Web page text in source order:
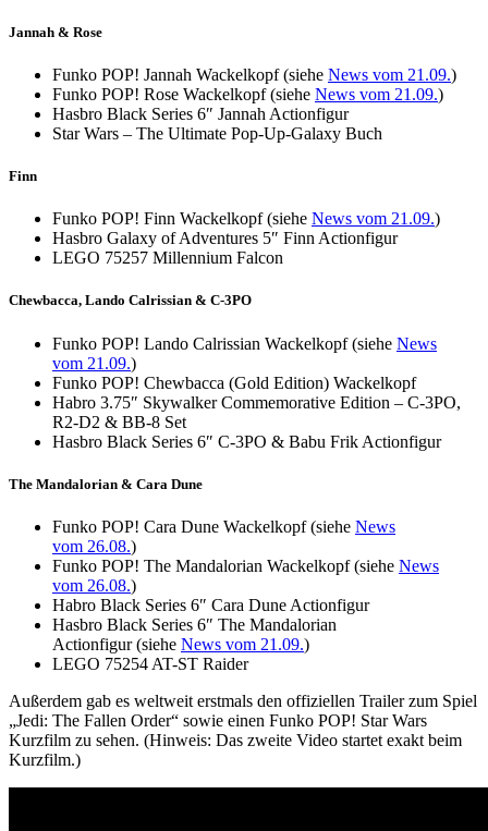
Jannah & Rose
Funko POP! Jannah Wackelkopf (siehe News vom 21.09.)
Funko POP! Rose Wackelkopf (siehe News vom 21.09.)
Hasbro Black Series 6″ Jannah Actionfigur
Star Wars – The Ultimate Pop-Up-Galaxy Buch
Finn
Funko POP! Finn Wackelkopf (siehe News vom 21.09.)
Hasbro Galaxy of Adventures 5″ Finn Actionfigur
LEGO 75257 Millennium Falcon
Chewbacca, Lando Calrissian & C-3PO
Funko POP! Lando Calrissian Wackelkopf (siehe News
vom 21.09.)
Funko POP! Chewbacca (Gold Edition) Wackelkopf
Habro 3.75″ Skywalker Commemorative Edition – C-3PO,
R2-D2 & BB-8 Set
Hasbro Black Series 6″ C-3PO & Babu Frik Actionfigur
The Mandalorian & Cara Dune
Funko POP! Cara Dune Wackelkopf (siehe News
vom 26.08.)
Funko POP! The Mandalorian Wackelkopf (siehe News
vom 26.08.)
Habro Black Series 6″ Cara Dune Actionfigur
Hasbro Black Series 6″ The Mandalorian
Actionfigur (siehe News vom 21.09.)
LEGO 75254 AT-ST Raider
Außerdem gab es weltweit erstmals den offiziellen Trailer zum Spiel
„Jedi: The Fallen Order“ sowie einen Funko POP! Star Wars
Kurzfilm zu sehen. (Hinweis: Das zweite Video startet exakt beim
Kurzfilm.)